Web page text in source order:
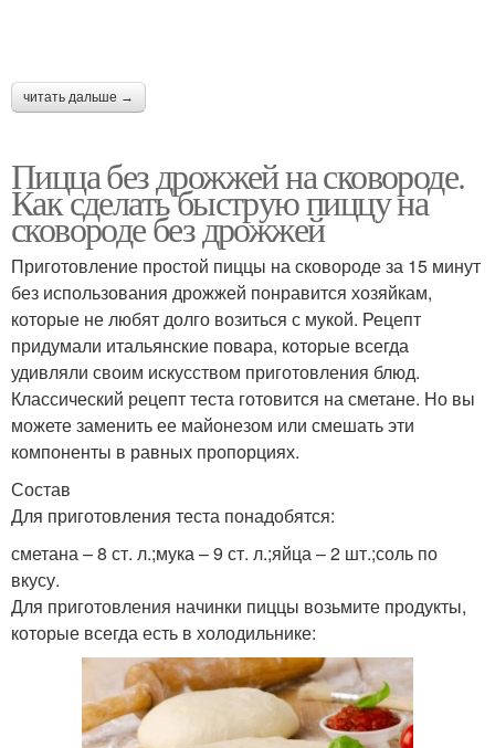
читать дальше →
Пицца без дрожжей на сковороде.
Как сделать быструю пиццу на
сковороде без дрожжей
Приготовление простой пиццы на сковороде за 15 минут
без использования дрожжей понравится хозяйкам,
которые не любят долго возиться с мукой. Рецепт
придумали итальянские повара, которые всегда
удивляли своим искусством приготовления блюд.
Классический рецепт теста готовится на сметане. Но вы
можете заменить ее майонезом или смешать эти
компоненты в равных пропорциях.
Состав
Для приготовления теста понадобятся:
сметана – 8 ст. л.;мука – 9 ст. л.;яйца – 2 шт.;соль по
вкусу.
Для приготовления начинки пиццы возьмите продукты,
которые всегда есть в холодильнике: